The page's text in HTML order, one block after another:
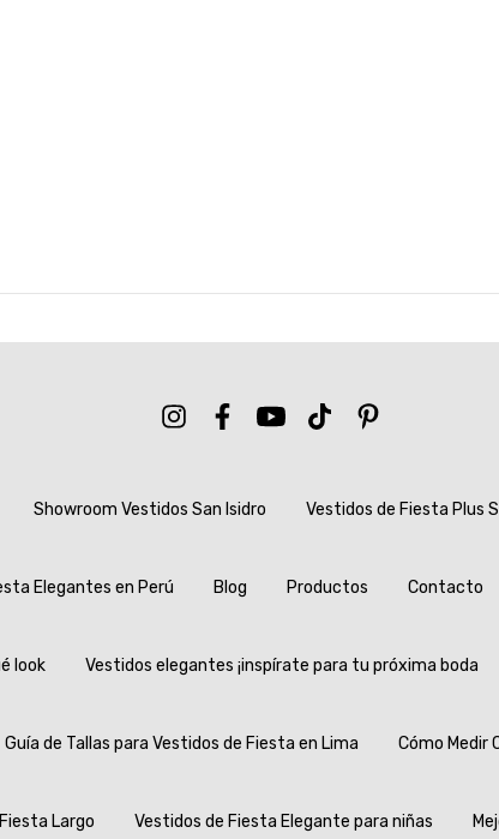
Showroom Vestidos San Isidro Vestidos de Fiesta Plus
Elegantes en Perú Blog Productos Contacto
look Vestidos elegantes ¡inspírate para tu próxima boda
Guía de Tallas para Vestidos de Fiesta en Lima Cómo Medir
Largo Vestidos de Fiesta Elegante para niñas